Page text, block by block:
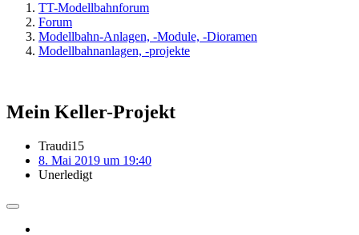
TT-Modellbahnforum
Forum
Modellbahn-Anlagen, -Module, -Dioramen
Modellbahnanlagen, -projekte
Mein Keller-Projekt
Traudi15
8. Mai 2019 um 19:40
Unerledigt